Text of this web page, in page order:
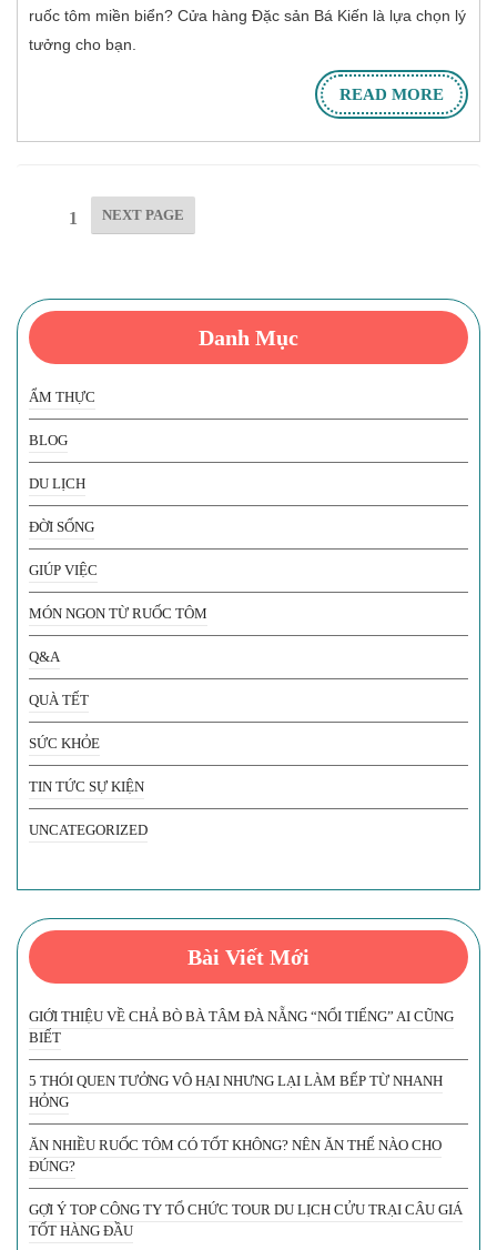
ruốc tôm miền biển? Cửa hàng Đặc sản Bá Kiến là lựa chọn lý
tưởng cho bạn.
READ MORE
1 NEXT PAGE
Danh Mục
ẨM THỰC
BLOG
DU LỊCH
ĐỜI SỐNG
GIÚP VIỆC
MÓN NGON TỪ RUỐC TÔM
Q&A
QUÀ TẾT
SỨC KHỎE
TIN TỨC SỰ KIỆN
UNCATEGORIZED
Bài Viết Mới
GIỚI THIỆU VỀ CHẢ BÒ BÀ TÂM ĐÀ NẴNG “NỔI TIẾNG” AI CŨNG
BIẾT
5 THÓI QUEN TƯỞNG VÔ HẠI NHƯNG LẠI LÀM BẾP TỪ NHANH
HỎNG
ĂN NHIỀU RUỐC TÔM CÓ TỐT KHÔNG? NÊN ĂN THẾ NÀO CHO
ĐÚNG?
GỢI Ý TOP CÔNG TY TỔ CHỨC TOUR DU LỊCH CỬU TRẠI CÂU GIÁ
TỐT HÀNG ĐẦU